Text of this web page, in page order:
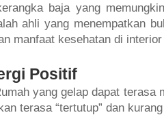
baja yang
ahli yang menempatkan
manfaat kesehatan di interior
Positif
yang gelap dapat terasa
terasa “tertutup” dan